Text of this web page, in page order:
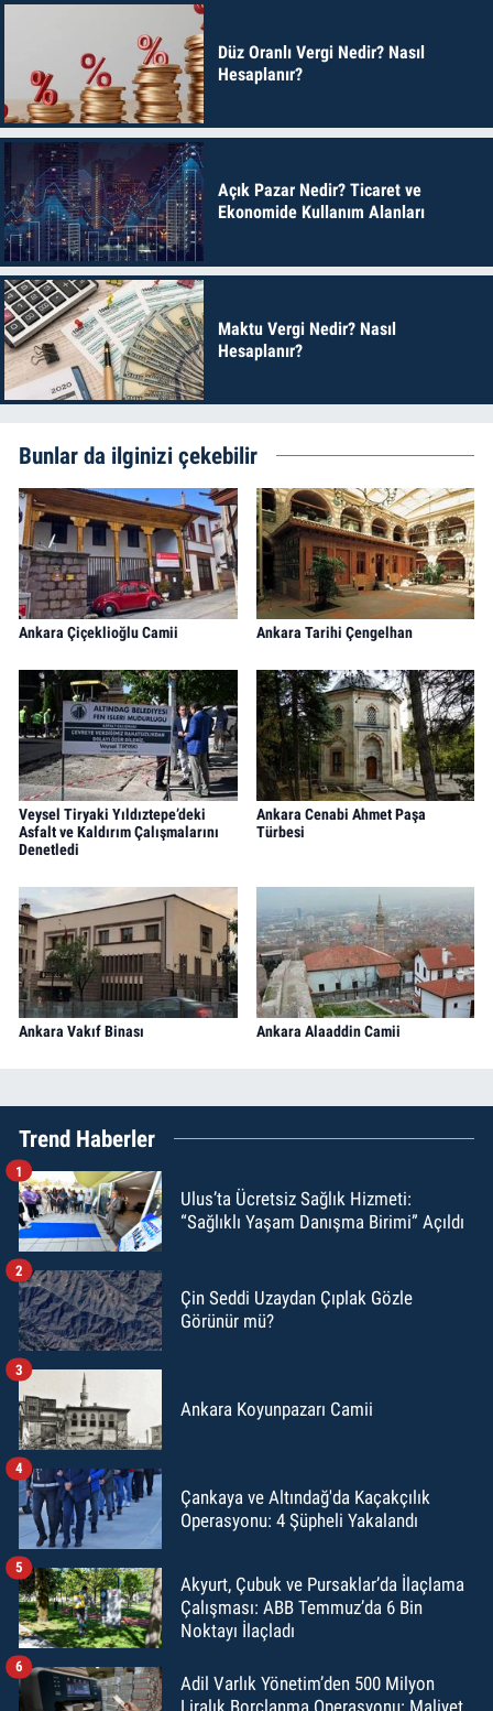
Düz Oranlı Vergi Nedir? Nasıl
Hesaplanır?
Açık Pazar Nedir? Ticaret ve
Ekonomide Kullanım Alanları
Maktu Vergi Nedir? Nasıl
Hesaplanır?
Bunlar da ilginizi çekebilir
Ankara Çiçeklioğlu Camii Ankara Tarihi Çengelhan
Veysel Tiryaki Yıldıztepe’deki
Asfalt ve Kaldırım Çalışmalarını
Denetledi
Ankara Cenabi Ahmet Paşa
Türbesi
Ankara Vakıf Binası Ankara Alaaddin Camii
Trend Haberler
Ulus’ta Ücretsiz Sağlık Hizmeti:
“Sağlıklı Yaşam Danışma Birimi” Açıldı
1
Çin Seddi Uzaydan Çıplak Gözle
Görünür mü?
2
Ankara Koyunpazarı Camii
3
Çankaya ve Altındağ'da Kaçakçılık
Operasyonu: 4 Şüpheli Yakalandı
4
Akyurt, Çubuk ve Pursaklar’da İlaçlama
Çalışması: ABB Temmuz’da 6 Bin
Noktayı İlaçladı
5
Adil Varlık Yönetim’den 500 Milyon
6